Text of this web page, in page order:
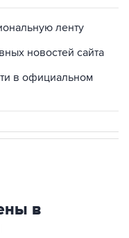
ленту
новостей сайта
в официальном
в